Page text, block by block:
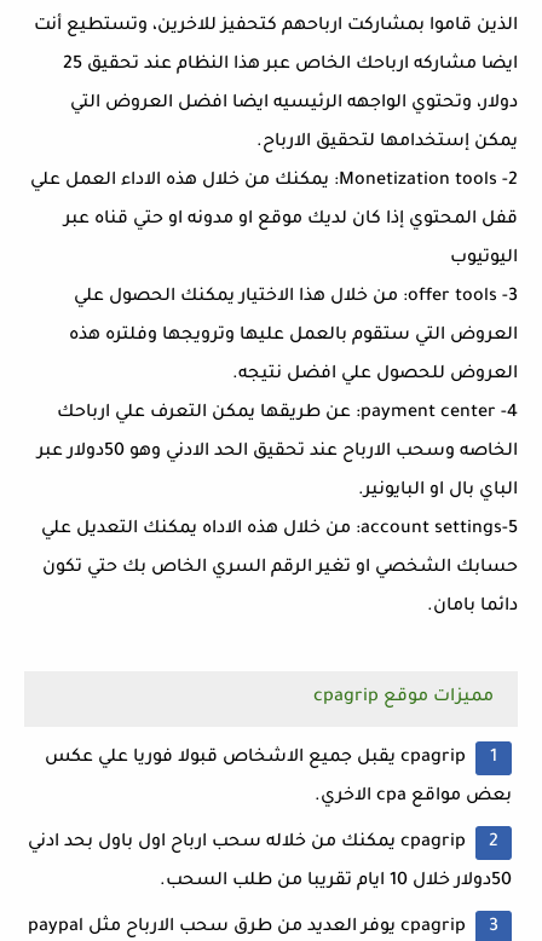
الذين قاموا بمشاركت ارباحهم كتحفيز للاخرين، وتستطيع أنت
ايضا مشاركه ارباحك الخاص عبر هذا النظام عند تحقيق 25
دولار، وتحتوي الواجهه الرئيسيه ايضا افضل العروض التي
يمكن إستخدامها لتحقيق الارباح.
2- Monetization tools: يمكنك من خلال هذه الاداء العمل علي
قفل المحتوي إذا كان لديك موقع او مدونه او حتي قناه عبر
اليوتيوب
3- offer tools: من خلال هذا الاختيار يمكنك الحصول علي
العروض التي ستقوم بالعمل عليها وترويجها وفلتره هذه
العروض للحصول علي افضل نتيجه.
4- payment center: عن طريقها يمكن التعرف علي ارباحك
الخاصه وسحب الارباح عند تحقيق الحد الادني وهو 50دولار عبر
الباي بال او البايونير.
5-account settings: من خلال هذه الاداه يمكنك التعديل علي
حسابك الشخصي او تغير الرقم السري الخاص بك حتي تكون
دائما بامان.
مميزات موقع cpagrip
cpagrip يقبل جميع الاشخاص قبولا فوريا علي عكس
بعض مواقع cpa الاخري.
cpagrip يمكنك من خلاله سحب ارباح اول باول بحد ادني
50دولار خلال 10 ايام تقريبا من طلب السحب.
cpagrip يوفر العديد من طرق سحب الارباح مثل paypal